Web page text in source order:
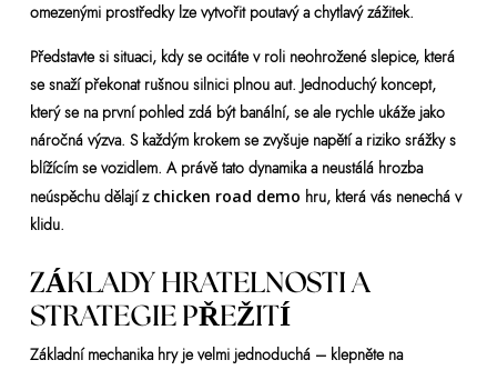
omezenými prostředky lze vytvořit poutavý a chytlavý zážitek.
Představte si situaci, kdy se ocitáte v roli neohrožené slepice, která
se snaží překonat rušnou silnici plnou aut. Jednoduchý koncept,
který se na první pohled zdá být banální, se ale rychle ukáže jako
náročná výzva. S každým krokem se zvyšuje napětí a riziko srážky s
blížícím se vozidlem. A právě tato dynamika a neustálá hrozba
neúspěchu dělají z chicken road demo hru, která vás nenechá v
klidu.
ZÁKLADY HRATELNOSTI A
STRATEGIE PŘEŽITÍ
Základní mechanika hry je velmi jednoduchá – klepněte na